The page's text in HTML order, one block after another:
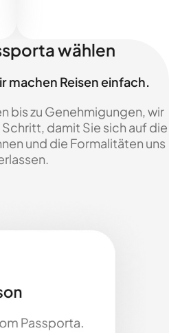
wählen
machen Reisen einfach.
bis zu Genehmigungen, wir
damit Sie sich auf die
und die Formalitäten uns